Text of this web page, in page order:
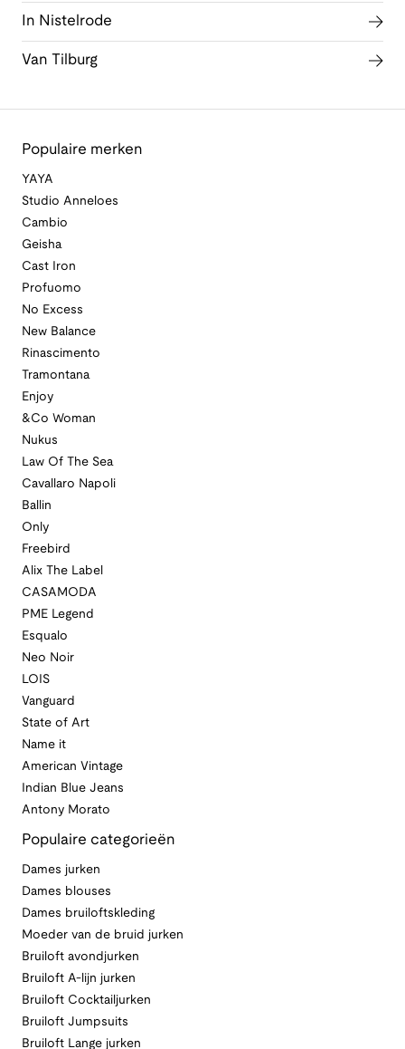
In Nistelrode
Van Tilburg
Populaire merken
YAYA
Studio Anneloes
Cambio
Geisha
Cast Iron
Profuomo
No Excess
New Balance
Rinascimento
Tramontana
Enjoy
&Co Woman
Nukus
Law Of The Sea
Cavallaro Napoli
Ballin
Only
Freebird
Alix The Label
CASAMODA
PME Legend
Esqualo
Neo Noir
LOIS
Vanguard
State of Art
Name it
American Vintage
Indian Blue Jeans
Antony Morato
Populaire categorieën
Dames jurken
Dames blouses
Dames bruiloftskleding
Moeder van de bruid jurken
Bruiloft avondjurken
Bruiloft A-lijn jurken
Bruiloft Cocktailjurken
Bruiloft Jumpsuits
Bruiloft Lange jurken